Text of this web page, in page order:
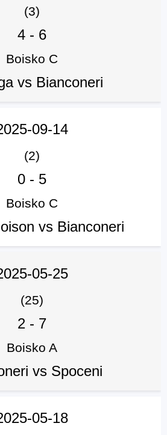
(3)
4 - 6
Boisko C
vs Bianconeri
09-14
(2)
0 - 5
Boisko C
vs Bianconeri
05-25
(25)
2 - 7
Boisko A
vs Spoceni
05-18